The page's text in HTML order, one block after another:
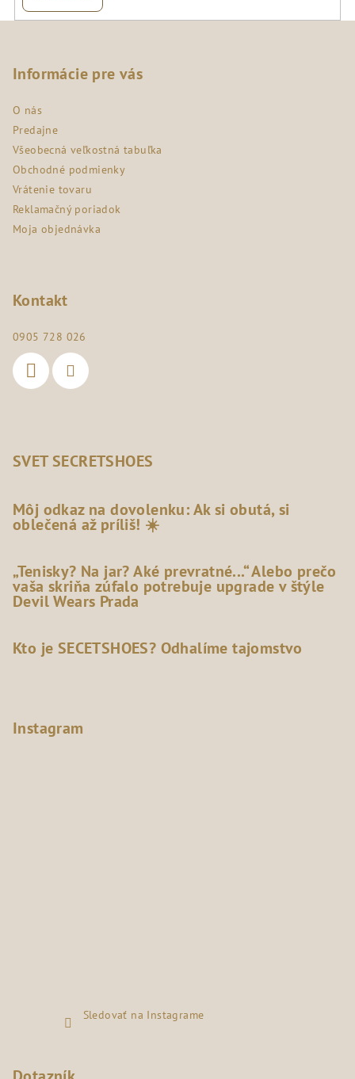
Informácie pre vás
O nás
Predajne
Všeobecná veľkostná tabuľka
Obchodné podmienky
Vrátenie tovaru
Reklamačný poriadok
Moja objednávka
Kontakt
0905 728 026
SVET SECRETSHOES
Môj odkaz na dovolenku: Ak si obutá, si
oblečená až príliš! ☀️
„Tenisky? Na jar? Aké prevratné...“ Alebo prečo
vaša skriňa zúfalo potrebuje upgrade v štýle
Devil Wears Prada
Kto je SECETSHOES? Odhalíme tajomstvo
Instagram
Sledovať na Instagrame